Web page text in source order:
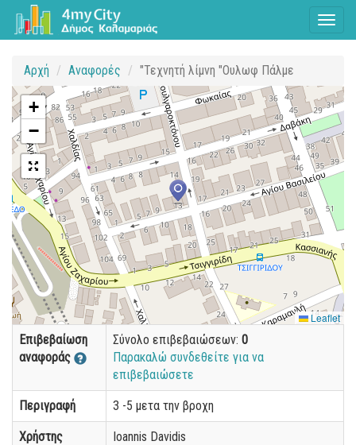
Αρχή Αναφορές "Τεχνητή λίμνη "Ουλωφ Πάλμε
+
−
Leaflet
Επιβεβαίωση
αναφοράς
Σύνολο επιβεβαιώσεων: 0
Παρακαλώ συνδεθείτε για να
επιβεβαιώσετε
Περιγραφή 3 -5 μετα την βροχη
Χρήστης Ioannis Davidis